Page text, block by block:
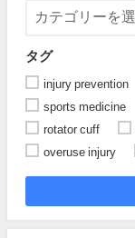
タグ
injury prevention
sports medicine
rotator cuff
overuse injury